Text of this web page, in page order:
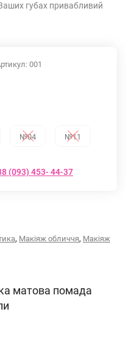
губах привабливий
001
№04 №11
(093) 453- 44-37
, Макіяж обличчя, Макіяж
матова помада